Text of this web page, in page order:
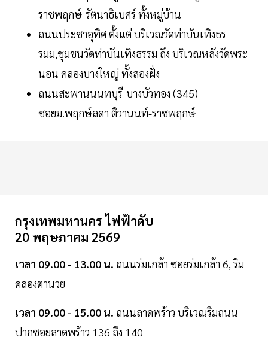
ราชพฤกษ์-รัตนาธิเบศร์ ทั้งหมู่บ้าน
ถนนประชาอุทิศ ตั้งแต่ บริเวณวัดท่าบันเทิงธร
รมม,ชุมชนวัดท่าบันเทิงธรรม ถึง บริเวณหลังวัดพระ
นอน คลองบางใหญ่ ทั้งสองฝั่ง
ถนนสะพานนนทบุรี-บางบัวทอง (345)
ซอยม.พฤกษ์ลดา ติวานนท์-ราชพฤกษ์
กรุงเทพมหานคร ไฟฟ้าดับ
20 พฤษภาคม 2569
เวลา 09.00 - 13.00 น. ถนนร่มเกล้า ซอยร่มเกล้า 6, ริม
คลองตานวย
เวลา 09.00 - 15.00 น. ถนนลาดพร้าว บริเวณริมถนน
ปากซอยลาดพร้าว 136 ถึง 140